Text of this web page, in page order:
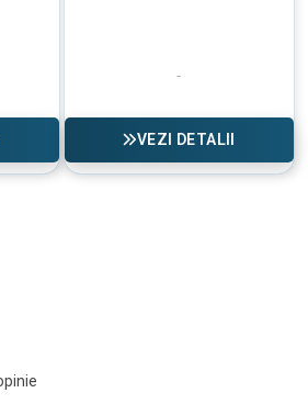
VEZI DETALII